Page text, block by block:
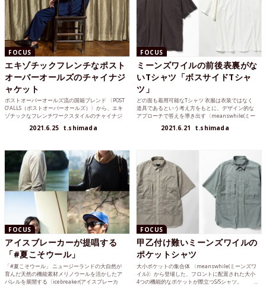
FOCUS
エキゾチックフレンチなポスト
オーバーオールズのチャイナジ
ャケット
ポストオーバーオールズ流の国籍ブレンド 〈POST
O’ALLS（ポストオーバーオールズ）〉から、エキ
ゾチックなフレンチワークスタイルのチャイナジ
2021.6.25 t.shimada
FOCUS
ミーンズワイルの前後表裏がな
いTシャツ「ボスサイドTシャ
ツ」
どの面も着用可能なTシャツ 衣服は衣装ではなく
道具であるという考え方をもとに、デザイン的な
アプローチで答えを導き出す〈meanswhile(ミー
2021.6.21 t.shimada
FOCUS
アイスブレーカーが提唱する
「#夏こそウール」
「#夏こそウール」 ニュージーランドの大自然が
育んだ天然の機能素材メリノウールを活かしたア
パレルを展開する〈icebreaker(アイスブレーカ
FOCUS
甲乙付け難いミーンズワイルの
ポケットシャツ
大小ポケットの集合体 〈meanswhile(ミーンズワ
イル)〉から登場した、フロントに配置された大小
4つの機能的なポケットが際立つS/Sシャツ。 ...